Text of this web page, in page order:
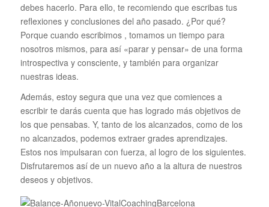
debes hacerlo. Para ello, te recomiendo que escribas tus
reflexiones y conclusiones del año pasado. ¿Por qué?
Porque cuando escribimos , tomamos un tiempo para
nosotros mismos, para así «parar y pensar» de una forma
introspectiva y consciente, y también para organizar
nuestras ideas.
Además, estoy segura que una vez que comiences a
escribir te darás cuenta que has logrado más objetivos de
los que pensabas. Y, tanto de los alcanzados, como de los
no alcanzados, podemos extraer grades aprendizajes.
Estos nos impulsaran con fuerza, al logro de los siguientes.
Disfrutaremos así de un nuevo año a la altura de nuestros
deseos y objetivos.